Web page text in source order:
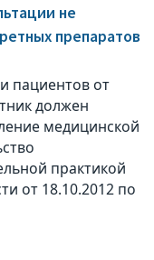
не
препаратов
пациентов от
должен
медицинской
практикой
от 18.10.2012 по